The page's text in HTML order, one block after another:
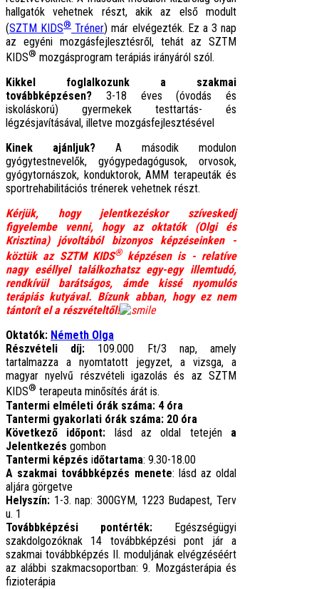
hallgatók vehetnek részt, akik az első modult
(SZTM KIDS®Tréner) már elvégezték. Ez a 3 nap
az egyéni mozgásfejlesztésről, tehát az SZTM
KIDS® mozgásprogram terápiás irányáról szól.
Kikkel foglalkozunk a szakmai
továbbképzésen? 3-18 éves (óvodás és
iskoláskorú) gyermekek testtartás- és
légzésjavításával, illetve mozgásfejlesztésével
Kinek ajánljuk? A második modulon
gyógytestnevelők, gyógypedagógusok, orvosok,
gyógytornászok, konduktorok, AMM terapeuták és
sportrehabilitációs trénerek vehetnek részt.
Kérjük, hogy jelentkezéskor szíveskedj
figyelembe venni, hogy az oktatók (Olgi és
Krisztina) jóvoltából bizonyos képzéseinken -
köztük az SZTM KIDS®képzésen is - relatíve
nagy eséllyel találkozhatsz egy-egy illemtudó,
rendkívül barátságos, ámde kissé nyomulós
terápiás kutyával. Bízunk abban, hogy ez nem
tántorít el a részvételtől!
Oktatók: Németh Olga
Részvételi díj: 109.000 Ft/3 nap, amely
tartalmazza a nyomtatott jegyzet, a vizsga, a
magyar nyelvű részvételi igazolás és az SZTM
KIDS® terapeuta minősítés árát is.
Tantermi elméleti órák száma: 4 óra
Tantermi gyakorlati órák száma: 20 óra
Következő időpont: lásd az oldal tetejéna
Jelentkezés gombon
Tantermi képzés időtartama: 9.30-18.00
A szakmai továbbképzés menete: lásd az oldal
aljára görgetve
Helyszín: 1-3. nap: 300GYM, 1223 Budapest, Terv
u. 1
Továbbképzési pontérték: Egészségügyi
szakdolgozóknak 14 továbbképzési pont jár a
szakmai továbbképzés II. moduljának elvégzéséért
az alábbi szakmacsoportban: 9. Mozgásterápia és
fizioterápia